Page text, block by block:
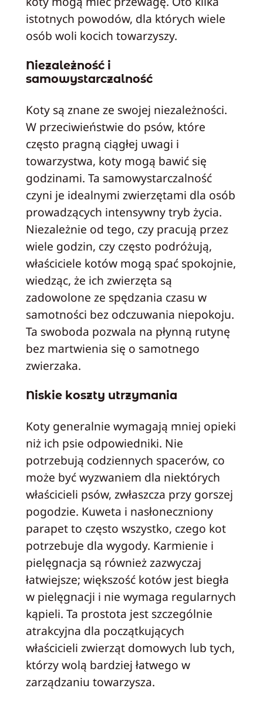
istotnych powodów, dla których wiele
osób woli kocich towarzyszy.
Niezależność i
samowystarczalność
Koty są znane ze swojej niezależności.
W przeciwieństwie do psów, które
często pragną ciągłej uwagi i
towarzystwa, koty mogą bawić się
godzinami. Ta samowystarczalność
czyni je idealnymi zwierzętami dla osób
prowadzących intensywny tryb życia.
Niezależnie od tego, czy pracują przez
wiele godzin, czy często podróżują,
właściciele kotów mogą spać spokojnie,
wiedząc, że ich zwierzęta są
zadowolone ze spędzania czasu w
samotności bez odczuwania niepokoju.
Ta swoboda pozwala na płynną rutynę
bez martwienia się o samotnego
zwierzaka.
Niskie koszty utrzymania
Koty generalnie wymagają mniej opieki
niż ich psie odpowiedniki. Nie
potrzebują codziennych spacerów, co
może być wyzwaniem dla niektórych
właścicieli psów, zwłaszcza przy gorszej
pogodzie. Kuweta i nasłoneczniony
parapet to często wszystko, czego kot
potrzebuje dla wygody. Karmienie i
pielęgnacja są również zazwyczaj
łatwiejsze; większość kotów jest biegła
w pielęgnacji i nie wymaga regularnych
kąpieli. Ta prostota jest szczególnie
atrakcyjna dla początkujących
właścicieli zwierząt domowych lub tych,
którzy wolą bardziej łatwego w
zarządzaniu towarzysza.